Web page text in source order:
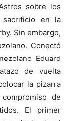
sobre los
sacrificio en la
Sin embargo,
Conectó
Eduard
de vuelta
la pizarra
de
El primer